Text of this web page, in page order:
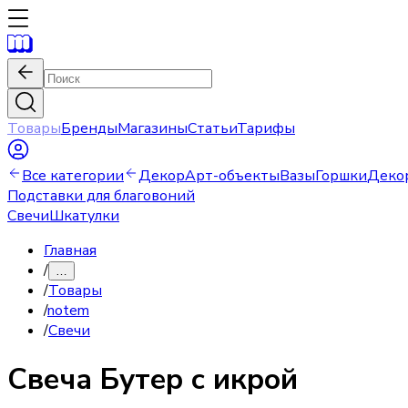
ТоварыБрендыМагазиныСтатьиТарифы
Все категории ДекорАрт-объектыВазыГоршки
Подставки для благовоний
СвечиШкатулки
Главная
/ …
/Товары
/notem
/Свечи
Свеча Бутер с икрой